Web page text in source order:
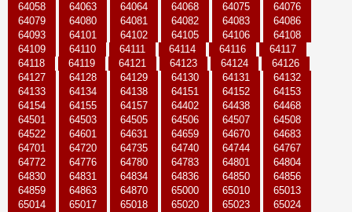
64058
64063 64064 64068 64075
64076
64079
64080 64081 64082 64083
64086
64093
64101 64102 64105 64106
64108
64109
64110 64111 64114 64116
64117
64118
64119 64121 64123 64124
64126
64127
64128 64129 64130 64131
64132
64133
64134 64138 64151 64152
64153
64154
64155 64157 64402 64438
64468
64501
64503 64505 64506 64507
64508
64522
64601 64631 64659 64670
64683
64701
64720 64735 64740 64744
64767
64772
64776 64780 64783 64801
64804
64830
64831 64834 64836 64850
64856
64859
64863 64870 65000 65010
65013
65014
65017 65018 65020 65023
65024